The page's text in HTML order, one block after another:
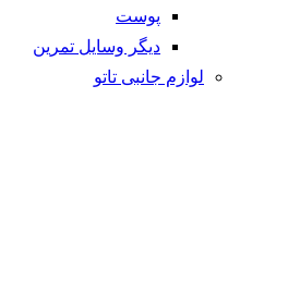
پوست
دیگر وسایل تمرین
لوازم جانبی تاتو